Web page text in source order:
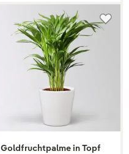
Goldfruchtpalme in Topf